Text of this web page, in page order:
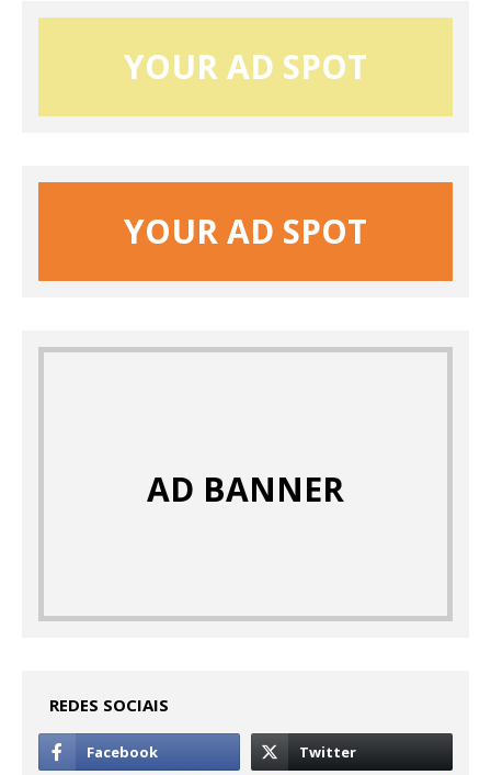
YOUR AD SPOT
YOUR AD SPOT
AD BANNER
REDES SOCIAIS